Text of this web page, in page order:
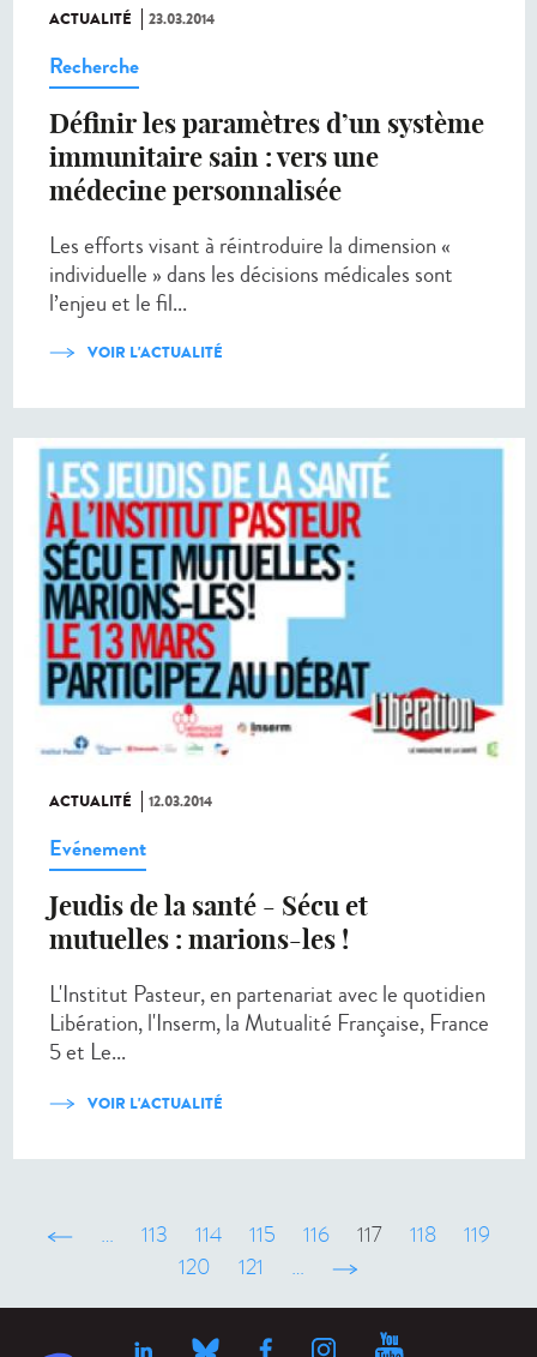
ACTUALITÉ 23.03.2014
Recherche
Définir les paramètres d’un système
immunitaire sain : vers une
médecine personnalisée
Les efforts visant à réintroduire la dimension «
individuelle » dans les décisions médicales sont
l’enjeu et le fil...
VOIR L'ACTUALITÉ
ACTUALITÉ 12.03.2014
Evénement
Jeudis de la santé - Sécu et
mutuelles : marions-les !
L'Institut Pasteur, en partenariat avec le quotidien
Libération, l'Inserm, la Mutualité Française, France
5 et Le...
VOIR L'ACTUALITÉ
‹ précédent
… 113 114 115 116 117 118
119
120
121 … suivant ›